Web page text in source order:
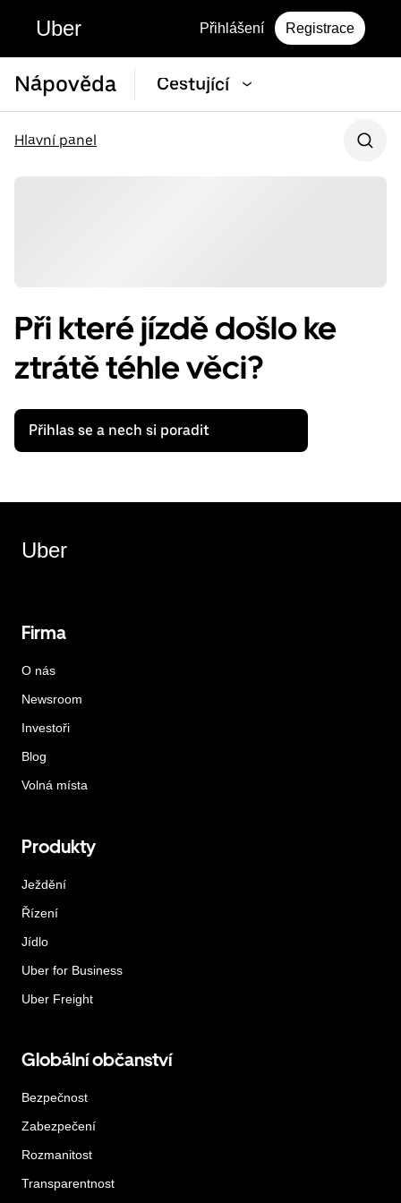
Uber Přihlášení Registrace
Nápověda Cestující
Hlavní panel
Při které jízdě došlo ke
ztrátě téhle věci?
Přihlas se a nech si poradit
Uber
Firma
O nás
Newsroom
Investoři
Blog
Volná místa
Produkty
Ježdění
Řízení
Jídlo
Uber for Business
Uber Freight
Globální občanství
Bezpečnost
Zabezpečení
Rozmanitost
Transparentnost